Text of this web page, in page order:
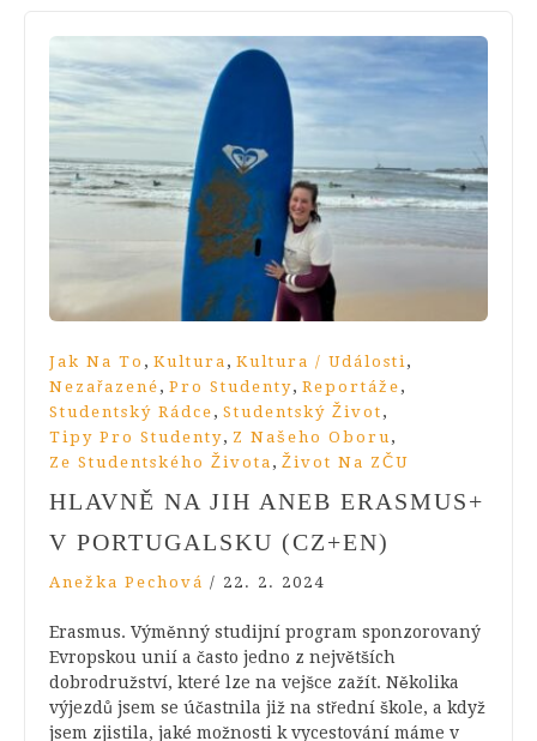
Jak Na To , Kultura , Kultura / Události,
Nezařazené , Pro Studenty, Reportáže ,
Studentský Rádce , Studentský Život ,
Tipy Pro Studenty, Z Našeho Oboru,
Ze Studentského Života , Život Na ZČU
HLAVNĚ NA JIH ANEB ERASMUS+
V PORTUGALSKU (CZ+EN)
Anežka Pechová / 22. 2. 2024
Erasmus. Výměnný studijní program sponzorovaný
Evropskou unií a často jedno z největších
dobrodružství, které lze na vejšce zažít. Několika
výjezdů jsem se účastnila již na střední škole, a když
jsem zjistila, jaké možnosti k vycestování máme v